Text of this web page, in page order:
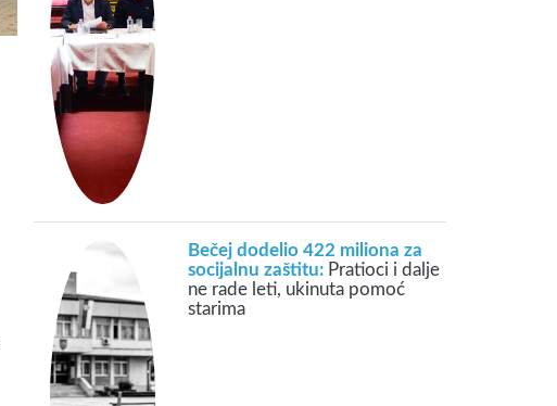
Bečej dodelio 422 miliona za
socijalnu zaštitu: Pratioci i dalje
ne rade leti, ukinuta pomoć
starima